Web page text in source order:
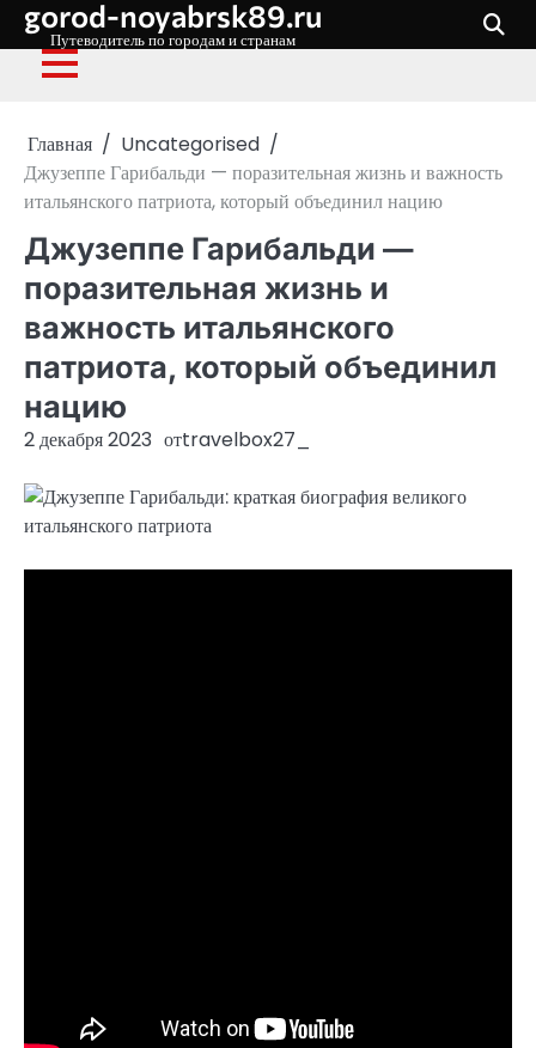
Перейти
содержимому
gorod-noyabrsk89.ru
Путеводитель по городам и странам
Главная
Uncategorised
Джузеппе Гарибальди — поразительная жизнь и важность
итальянского патриота, который объединил нацию
Джузеппе Гарибальди —
поразительная жизнь и
важность итальянского
патриота, который объединил
нацию
2 декабря 2023 отtravelbox27_